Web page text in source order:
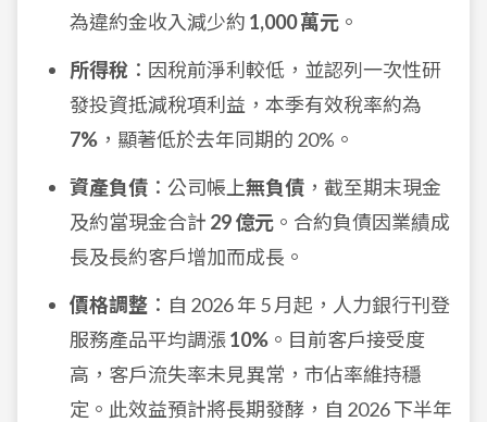
為違約金收入減少約 1,000 萬元 。
所得稅 ：因稅前淨利較低，並認列一次性研
發投資抵減稅項利益，本季有效稅率約為
7% ，顯著低於去年同期的 20%。
資產負債 ：公司帳上無負債 ，截至期末現金
及約當現金合計 29 億元 。合約負債因業績成
長及長約客戶增加而成長。
價格調整 ：自 2026 年 5 月起，人力銀行刊登
服務產品平均調漲10% 。目前客戶接受度
高，客戶流失率未見異常，市佔率維持穩
定。此效益預計將長期發酵，自 2026 下半年